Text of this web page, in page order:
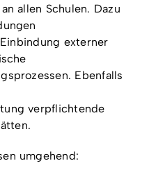
allen Schulen. Dazu
externer
Ebenfalls
verpflichtende
umgehend: